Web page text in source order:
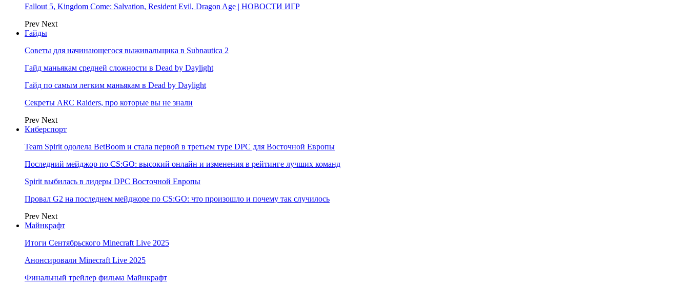
Fallout 5, Kingdom Come: Salvation, Resident Evil, Dragon Age | НОВОСТИ ИГР
Prev Next
Гайды
Советы для начинающегося выживальщика в Subnautica 2
Гайд маньякам средней сложности в Dead by Daylight
Гайд по самым легким маньякам в Dead by Daylight
Секреты ARC Raiders, про которые вы не знали
Prev Next
Киберспорт
Team Spirit одолела BetBoom и стала первой в третьем туре DPC для Восточной Европы
Последний мейджор по CS:GO: высокий онлайн и изменения в рейтинге лучших команд
Spirit выбилась в лидеры DPC Восточной Европы
Провал G2 на последнем мейджоре по CS:GO: что произошло и почему так случилось
Prev Next
Майнкрафт
Итоги Сентябрьского Minecraft Live 2025
Анонсировали Minecraft Live 2025
Финальный трейлер фильма Майнкрафт